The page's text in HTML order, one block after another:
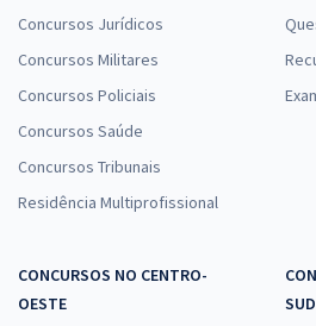
Concursos Jurídicos
Concursos Militares
Concursos Policiais
Concursos Saúde
Concursos Tribunais
Residência Multiprofissional
CONCURSOS NO CENTRO-
OESTE